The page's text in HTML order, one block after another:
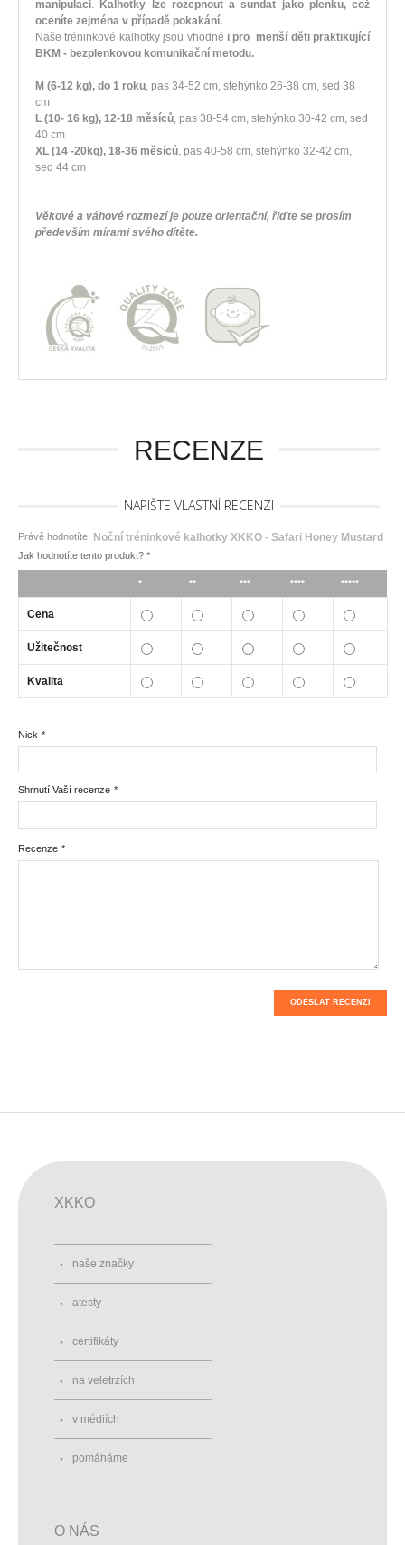
manipulaci
Kalhotky lze rozepnout a sundat jako plenku, což
oceníte zejména v případě pokakání.
Naše tréninkové kalhotky jsou vhodné i pro menší děti praktikující
BKM - bezplenkovou komunikační metodu.
M (6-12 kg), do 1 roku , pas 34-52 cm, stehýnko 26-38 cm, sed 38
cm
L (10- 16 kg), 12-18 měsíců , pas 38-54 cm, stehýnko 30-42 cm, sed
40 cm
XL (14 -20kg), 18-36 měsíců , pas 40-58 cm, stehýnko 32-42 cm,
sed 44 cm
Věkové a váhové rozmezí je pouze orientační, řiďte se prosím
především mírami svého dítěte.
RECENZE
NAPIŠTE VLASTNÍ RECENZI
Právě hodnotíte: Noční tréninkové kalhotky XKKO - Safari Honey Mustard
Jak hodnotíte tento produkt? *
* ** *** **** *****
Cena
Užitečnost
Kvalita
*
Nick
*
Shrnutí Vaší recenze
*
Recenze
ODESLAT RECENZI
XKKO
naše značky
atesty
certifikáty
na veletrzích
v médiích
pomáháme
O NÁS